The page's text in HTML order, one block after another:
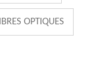
OPTIQUES